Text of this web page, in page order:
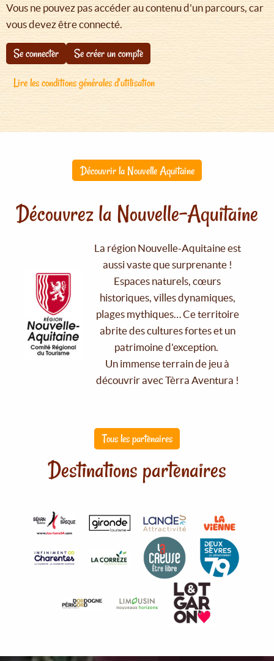
Vous ne pouvez pas accéder au contenu d'un parcours, car
vous devez être connecté.
Se connecter
Se créer un compte
Lire les conditions générales d'utilisation
Découvrir la Nouvelle Aquitaine
Découvrez la Nouvelle-Aquitaine
La région Nouvelle-Aquitaine est
aussi vaste que surprenante !
Espaces naturels, cœurs
historiques, villes dynamiques,
plages mythiques… Ce territoire
abrite des cultures fortes et un
patrimoine d'exception.
Un immense terrain de jeu à
découvrir avec Tèrra Aventura !
Tous les partenaires
Destinations partenaires